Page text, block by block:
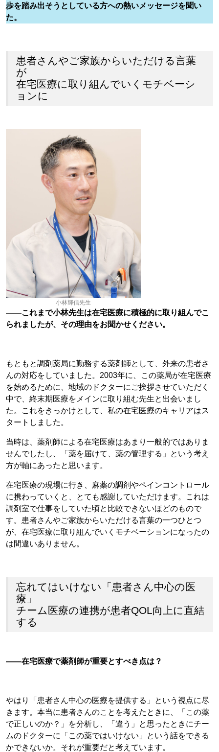
歩を踏み出そうとしている方への熱いメッセージを聞い
た。
患者さんやご家族からいただける言葉
が
在宅医療に取り組んでいくモチベーシ
ョンに
小林輝信先生
――これまで小林先生は在宅医療に積極的に取り組んでこ
られましたが、その理由をお聞かせください。
もともと調剤薬局に勤務する薬剤師として、外来の患者さ
んの対応をしていました。2003年に、この薬局が在宅医療
を始めるために、地域のドクターにご挨拶させていただく
中で、終末期医療をメインに取り組む先生と出会いまし
た。これをきっかけとして、私の在宅医療のキャリアはス
タートしました。
当時は、薬剤師による在宅医療はあまり一般的ではありま
せんでしたし、「薬を届けて、薬の管理する」という考え
方が軸にあったと思います。
在宅医療の現場に行き、麻薬の調剤やペインコントロール
に携わっていくと、とても感謝していただけます。これは
調剤室で仕事をしていた頃と比較できないほどのもので
す。患者さんやご家族からいただける言葉の一つひとつ
が、在宅医療に取り組んでいくモチベーションになったの
は間違いありません。
忘れてはいけない「患者さん中心の医
療」
チーム医療の連携が患者QOL向上に直結
する
――在宅医療で薬剤師が重要とすべき点は？
やはり「患者さん中心の医療を提供する」という視点に尽
きます。本当に患者さんのことを考えたときに、「この薬
で正しいのか？」を分析し、「違う」と思ったときにチー
ムのドクターに「この薬ではいけない」という話をできる
かできないか。それが重要だと考えています。